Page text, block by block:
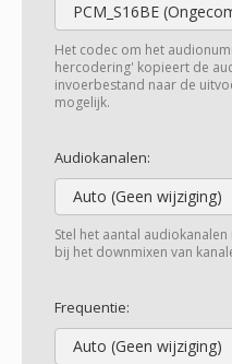
PCM_S16BE
Het codec om het
hercodering' kopieert de
invoerbestand naar de
mogelijk.
Audiokanalen:
Auto (Geen wijziging)
Stel het aantal
bij het downmixen van
Frequentie:
Auto (Geen wijziging)